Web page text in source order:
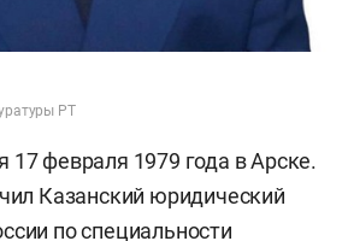
РТ
17 февраля 1979 года в Арске.
Казанский юридический
по специальности